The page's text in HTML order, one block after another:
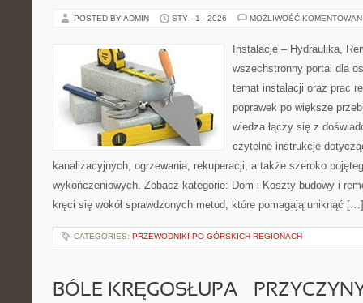
POSTED BY ADMIN STY - 1 - 2026 MOŻLIWOŚĆ
Instalacje – Hydraulika,
wszechstronny portal dla
temat instalacji oraz prac
poprawek po większe
wiedza łączy się z
czytelne instrukcje
kanalizacyjnych, ogrzewania, rekuperacji, a także szeroko
wykończeniowych. Zobacz kategorie: Dom i Koszty budowy i
kręci się wokół sprawdzonych metod, które pomagają uniknąć […]
CATEGORIES: PRZEWODNIKI PO GÓRSKICH REGIONACH
BÓLE KRĘGOSŁUPA –